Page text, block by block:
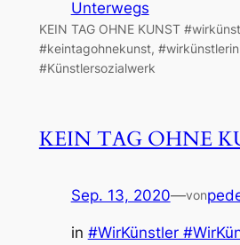
Unterwegs
KEIN TAG OHNE KUNST
#keintagohnekunst,
#Künstlersozialwerk
KEIN TAG OHNE
Sep. 13, 2020—von
in #WirKünstler